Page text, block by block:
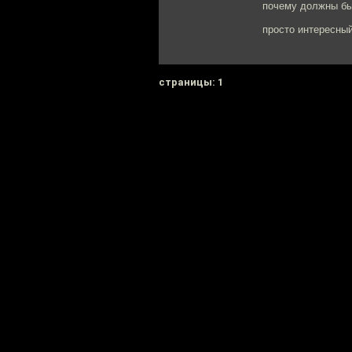
почему должны
просто
cтраницы: 1